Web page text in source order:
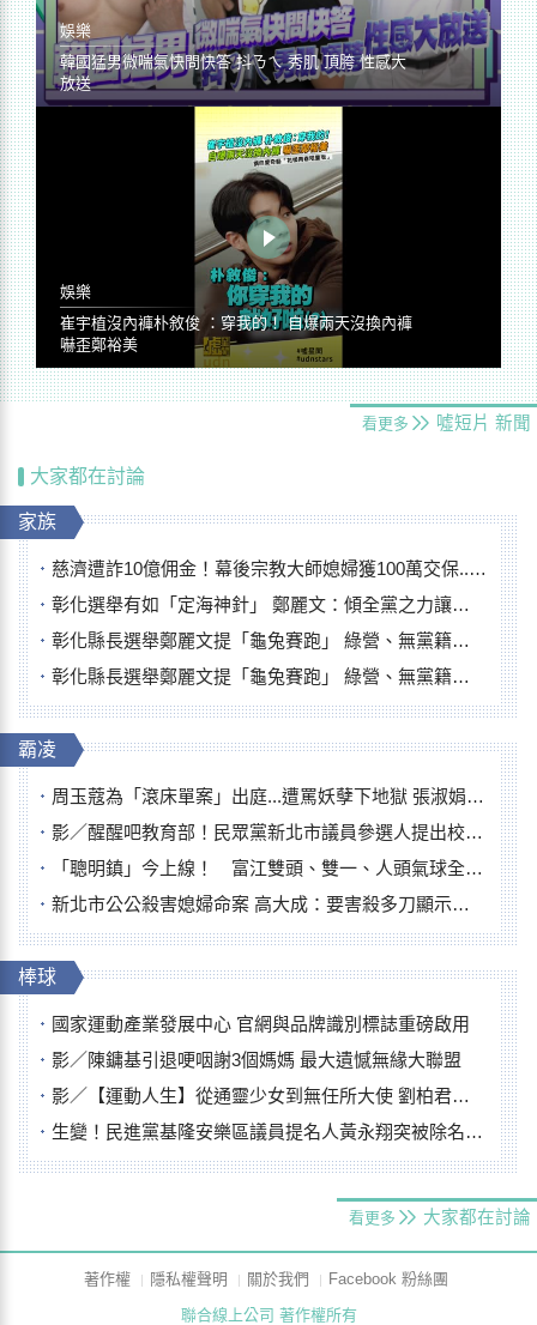
娛樂
韓國猛男微喘氣快問快答 抖ㄋㄟ 秀肌 頂胯 性感大
放送
娛樂
崔宇植沒內褲朴敘俊 ：穿我的！ 自爆兩天沒換內褲
嚇歪鄭裕美
看更多 噓短片 新聞
大家都在討論
家族
慈濟遭詐10億佣金！幕後宗教大師媳婦獲100萬交保...快步奔離不發一語
彰化選舉有如「定海神針」 鄭麗文：傾全黨之力讓彰化贏
彰化縣長選舉鄭麗文提「龜兔賽跑」 綠營、無黨籍忙否認是烏龜
彰化縣長選舉鄭麗文提「龜兔賽跑」 綠營、無黨籍忙否認是烏龜
霸凌
周玉蔻為「滾床單案」出庭...遭罵妖孽下地獄 張淑娟批：舌頭殺人有罪
影／醒醒吧教育部！民眾黨新北市議員參選人提出校園反毒防線升級政見
「聰明鎮」今上線！ 富江雙頭、雙一、人頭氣球全登場
新北市公公殺害媳婦命案 高大成：要害殺多刀顯示怨恨深
棒球
國家運動產業發展中心 官網與品牌識別標誌重磅啟用
影／陳鏞基引退哽咽謝3個媽媽 最大遺憾無緣大聯盟
影／【運動人生】從通靈少女到無任所大使 劉柏君女裁判人生國際發光
生變！民進黨基隆安樂區議員提名人黃永翔突被除名 將另提他人
看更多 大家都在討論
著作權 隱私權聲明 關於我們
Facebook 粉絲團
聯合線上公司 著作權所有